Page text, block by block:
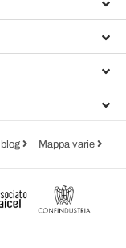
Mappa varie